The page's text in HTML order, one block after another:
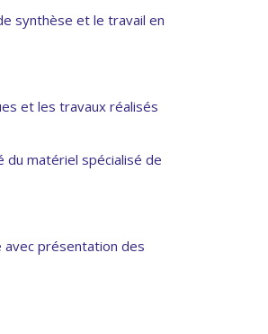
synthèse et le travail en
et les travaux réalisés
du matériel spécialisé de
présentation des